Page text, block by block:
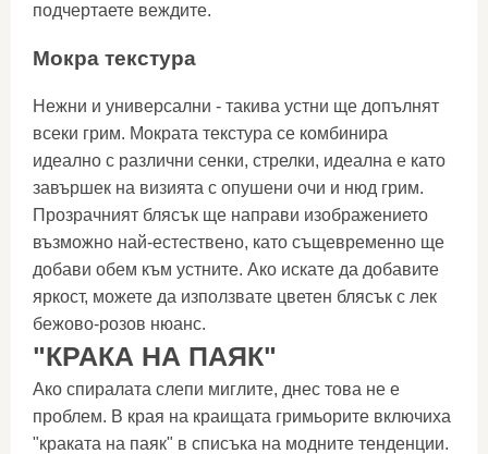
подчертаете веждите.
Мокра текстура
Нежни и универсални - такива устни ще допълнят
всеки грим. Мократа текстура се комбинира
идеално с различни сенки, стрелки, идеална е като
завършек на визията с опушени очи и нюд грим.
Прозрачният блясък ще направи изображението
възможно най-естествено, като същевременно ще
добави обем към устните. Ако искате да добавите
яркост, можете да използвате цветен блясък с лек
бежово-розов нюанс.
"КРАКА НА ПАЯК"
Ако спиралата слепи миглите, днес това не е
проблем. В края на краищата гримьорите включиха
"краката на паяк" в списъка на модните тенденции.